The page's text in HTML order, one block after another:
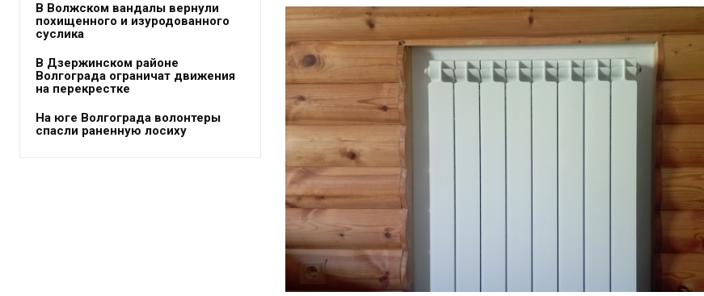
В Волжском вандалы вернули
похищенного и изуродованного
суслика
В Дзержинском районе
Волгограда ограничат движения
на перекрестке
На юге Волгограда волонтеры
спасли раненную лосиху